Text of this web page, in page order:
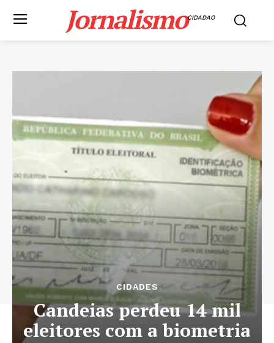
JornalismoCIDADAO
CIDADES
Candeias perdeu 14 mil
eleitores com a biometria